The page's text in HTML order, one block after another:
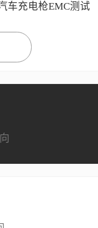
车充电枪EMC测试